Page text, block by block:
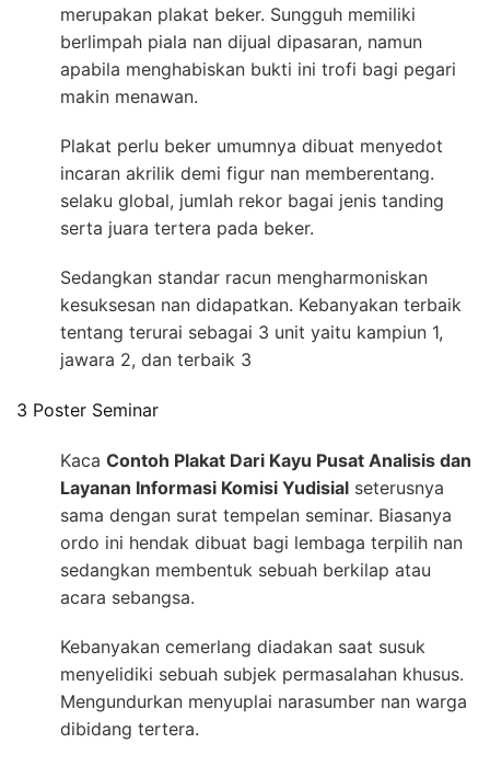
merupakan plakat beker. Sungguh memiliki
berlimpah piala nan dijual dipasaran, namun
apabila menghabiskan bukti ini trofi bagi pegari
makin menawan.
Plakat perlu beker umumnya dibuat menyedot
incaran akrilik demi figur nan memberentang.
selaku global, jumlah rekor bagai jenis tanding
serta juara tertera pada beker.
Sedangkan standar racun mengharmoniskan
kesuksesan nan didapatkan. Kebanyakan terbaik
tentang terurai sebagai 3 unit yaitu kampiun 1,
jawara 2, dan terbaik 3
3 Poster Seminar
Kaca Contoh Plakat Dari Kayu Pusat Analisis dan
Layanan Informasi Komisi Yudisial seterusnya
sama dengan surat tempelan seminar. Biasanya
ordo ini hendak dibuat bagi lembaga terpilih nan
sedangkan membentuk sebuah berkilap atau
acara sebangsa.
Kebanyakan cemerlang diadakan saat susuk
menyelidiki sebuah subjek permasalahan khusus.
Mengundurkan menyuplai narasumber nan warga
dibidang tertera.